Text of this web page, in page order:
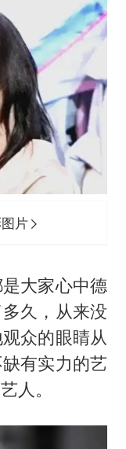
片
大家心中德
久，从来没
众的眼睛从
有实力的艺
人。